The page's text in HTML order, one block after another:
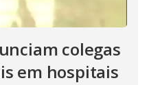
colegas
em hospitais